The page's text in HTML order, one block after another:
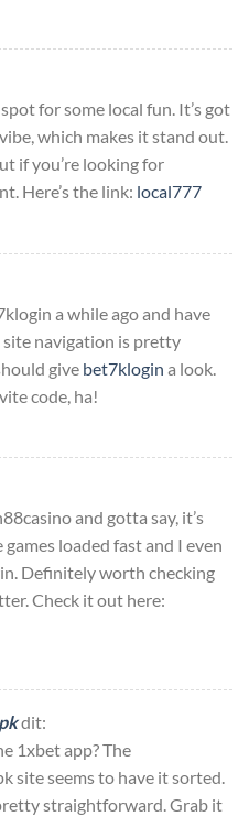
for some local fun. It’s got
which makes it stand out.
if you’re looking for
Here’s the link: local777
a while ago and have
site navigation is pretty
give bet7klogin a look.
code, ha!
and gotta say, it’s
loaded fast and I even
Definitely worth checking
Check it out here:
dit:
1xbet app? The
site seems to have it sorted.
straightforward. Grab it